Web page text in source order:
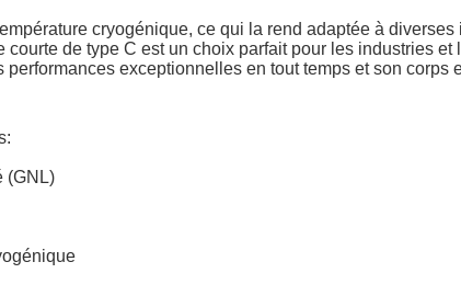
cryogénique, ce qui la rend adaptée à diverses
courte de type C est un choix parfait pour les industries et
exceptionnelles en tout temps et son corps
(GNL)